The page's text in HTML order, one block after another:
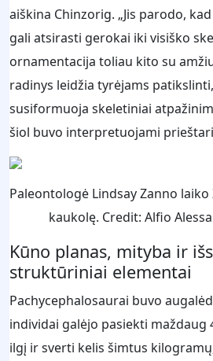
aiškina Chinzorig. „Jis parodo,
gali atsirasti gerokai iki visiško
ornamentacija toliau kito su
radinys leidžia tyrėjams
susiformuoja skeletiniai
šiol buvo interpretuojami
Paleontologė Lindsay Zanno
kaukolę. Credit: Alfio
Kūno planas, mityba ir
struktūriniai elementai
Pachycephalosaurai buvo
individai galėjo pasiekti maždaug
ilgį ir sverti kelis šimtus